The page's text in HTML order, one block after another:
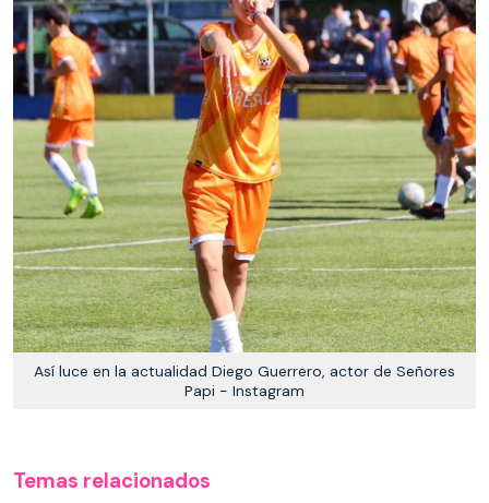
Así luce en la actualidad Diego Guerrero, actor de Señores
Papi - Instagram
Temas relacionados